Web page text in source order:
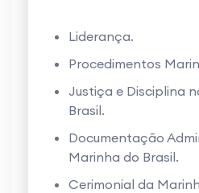
Liderança.
Procedimentos
Justiça e Disciplina
Brasil.
Documentação
Marinha do Brasil.
Cerimonial da